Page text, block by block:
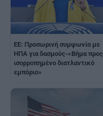
ΕΕ: Προσωρινή συμφωνία με
ΗΠΑ για δασμούς-«Βήμα προς
ισορροπημένο διατλαντικό
εμπόριο»